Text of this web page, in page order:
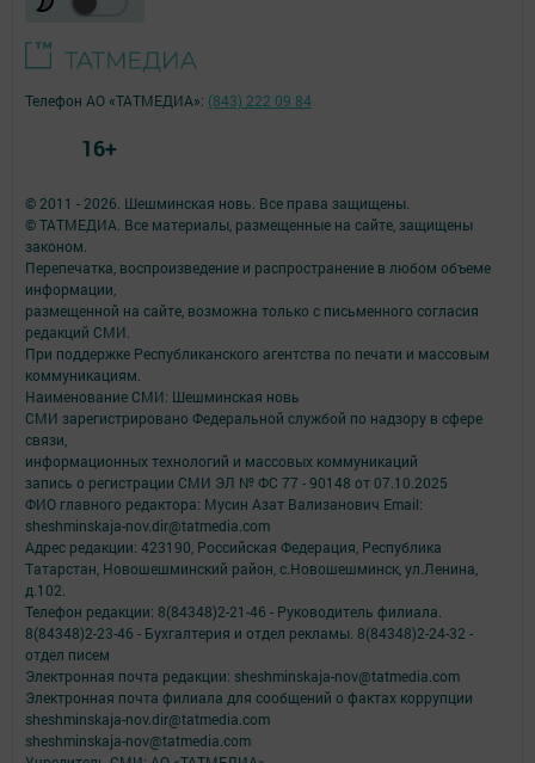
© 2011 - 2026. Шешминская новь. Все права защищены.
© ТАТМЕДИА. Все материалы, размещенные на сайте, защищены
законом.
Перепечатка, воспроизведение и распространение в любом объеме
информации,
размещенной на сайте, возможна только с письменного согласия
редакций СМИ.
При поддержке Республиканского агентства по печати и массовым
коммуникациям.
Наименование СМИ: Шешминская новь
СМИ зарегистрировано Федеральной службой по надзору в сфере
связи,
информационных технологий и массовых коммуникаций
запись о регистрации СМИ ЭЛ № ФС 77 - 90148 от 07.10.2025
ФИО главного редактора: Мусин Азат Вализанович Email:
sheshminskaja-nov.dir@tatmedia.com
Адрес редакции: 423190, Российская Федерация, Республика
Татарстан, Новошешминский район, с.Новошешминск, ул.Ленина,
д.102.
Телефон редакции: 8(84348)2-21-46 - Руководитель филиала.
8(84348)2-23-46 - Бухгалтерия и отдел рекламы. 8(84348)2-24-32 -
отдел писем
Электронная почта редакции: sheshminskaja-nov@tatmedia.com
Электронная почта филиала для сообщений о фактах коррупции
sheshminskaja-nov.dir@tatmedia.com
sheshminskaja-nov@tatmedia.com
Телефон АО «ТАТМЕДИА»: (843) 222 09 84
16+